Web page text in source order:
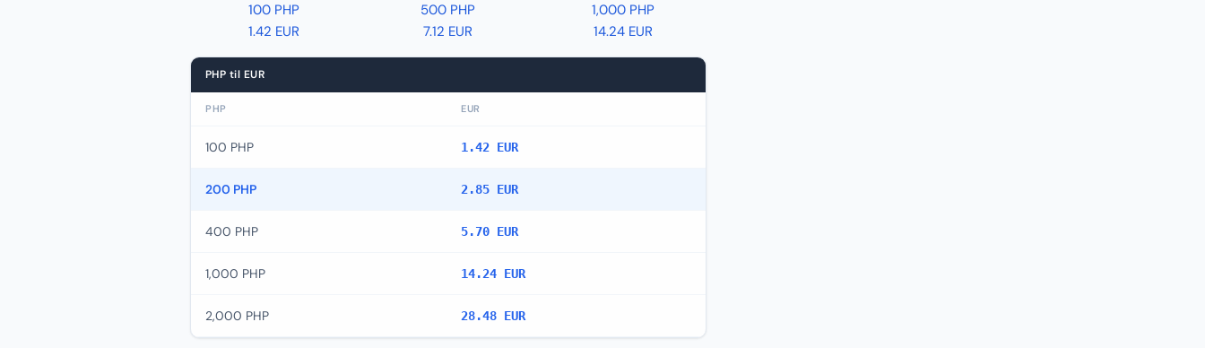
100 PHP
1.42 EUR
500 PHP
7.12 EUR
1,000 PHP
14.24 EUR
PHP til EUR
PHP EUR
100 PHP 1.42 EUR
200 PHP 2.85 EUR
400 PHP 5.70 EUR
1,000 PHP 14.24 EUR
2,000 PHP 28.48 EUR